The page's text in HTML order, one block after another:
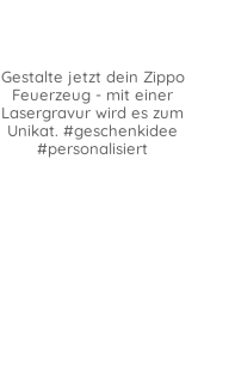
Gestalte jetzt dein Zippo
Feuerzeug - mit einer
Lasergravur wird es zum
Unikat. #geschenkidee
#personalisiert